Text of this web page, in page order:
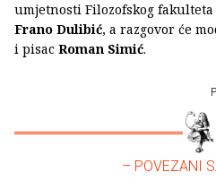
umjetnosti Filozofskog
Frano Dulibić, a razgovor će
i pisac Roman Simić.
– POVEZANI